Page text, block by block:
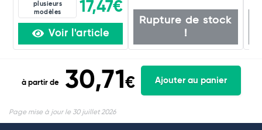
plusieurs
modèles
17,47€
Voir l'article
Rupture de stock
!
à partir de 30,71 € Ajouter au panier
Page mise à jour le 30 juillet 2026